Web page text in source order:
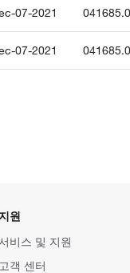
07-2021
07-2021
지원
비스 및 지원
고객 센터